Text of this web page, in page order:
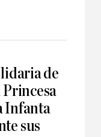
de
Princesa
Infanta
sus